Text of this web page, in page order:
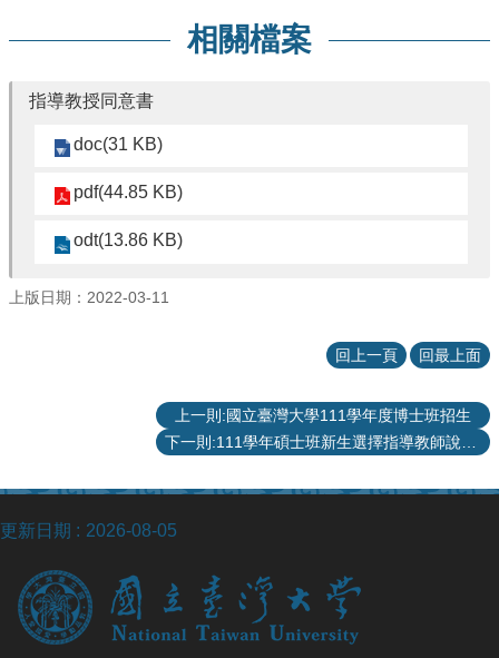
於
訊
站
源
相關檔案
指導教授同意書
doc(31 KB)
pdf(44.85 KB)
odt(13.86 KB)
上版日期：2022-03-11
回上一頁 回最上面
上一則:國立臺灣大學111學年度博士班招生
下一則:111學年碩士班新生選擇指導教師說明 (更新：2022年8月24日)
更新日期 2026-08-05